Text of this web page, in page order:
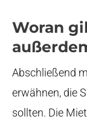
Woran
Abschließend
erwähnen, die
sollten. Die